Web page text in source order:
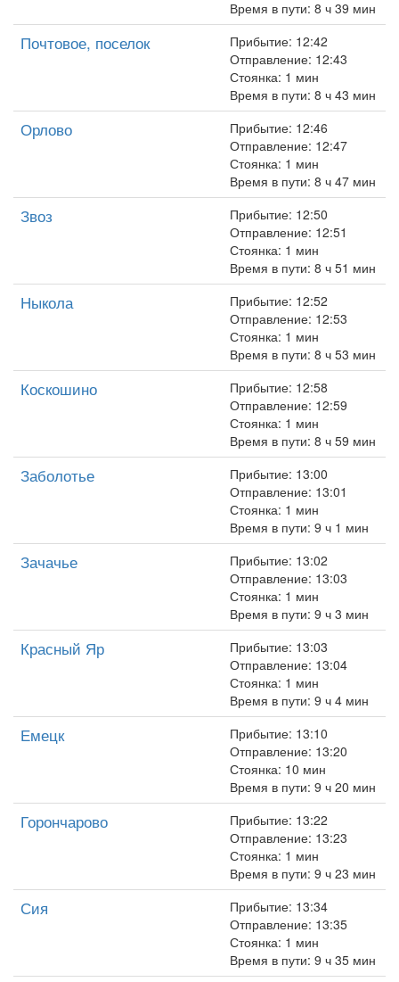
Время в пути: 8 ч 39 мин
Почтовое, поселок
Прибытие: 12:42
Отправление: 12:43
Стоянка: 1 мин
Время в пути: 8 ч 43 мин
Орлово
Прибытие: 12:46
Отправление: 12:47
Стоянка: 1 мин
Время в пути: 8 ч 47 мин
Звоз
Прибытие: 12:50
Отправление: 12:51
Стоянка: 1 мин
Время в пути: 8 ч 51 мин
Ныкола
Прибытие: 12:52
Отправление: 12:53
Стоянка: 1 мин
Время в пути: 8 ч 53 мин
Коскошино
Прибытие: 12:58
Отправление: 12:59
Стоянка: 1 мин
Время в пути: 8 ч 59 мин
Заболотье
Прибытие: 13:00
Отправление: 13:01
Стоянка: 1 мин
Время в пути: 9 ч 1 мин
Зачачье
Прибытие: 13:02
Отправление: 13:03
Стоянка: 1 мин
Время в пути: 9 ч 3 мин
Красный Яр
Прибытие: 13:03
Отправление: 13:04
Стоянка: 1 мин
Время в пути: 9 ч 4 мин
Емецк
Прибытие: 13:10
Отправление: 13:20
Стоянка: 10 мин
Время в пути: 9 ч 20 мин
Горончарово
Прибытие: 13:22
Отправление: 13:23
Стоянка: 1 мин
Время в пути: 9 ч 23 мин
Сия
Прибытие: 13:34
Отправление: 13:35
Стоянка: 1 мин
Время в пути: 9 ч 35 мин